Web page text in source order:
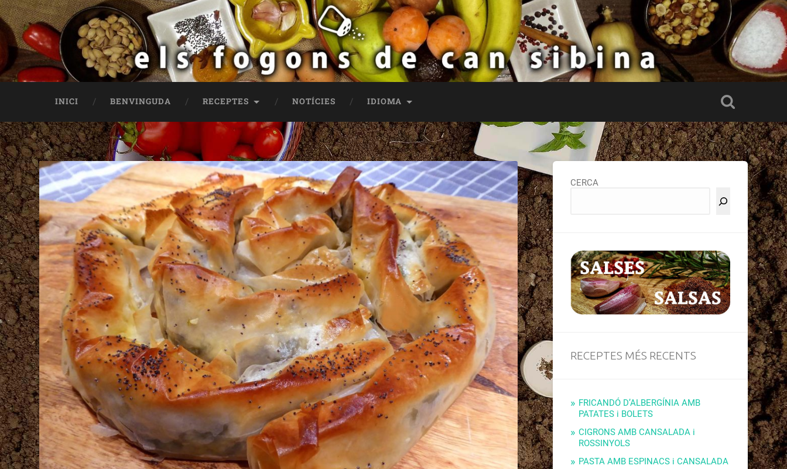
INICI BENVINGUDA RECEPTES NOTÍCIES IDIOMA
CERCA
RECEPTES MÉS RECENTS
FRICANDÓ D’ALBERGÍNIA AMB
PATATES i BOLETS
CIGRONS AMB CANSALADA i
ROSSINYOLS
PASTA AMB ESPINACS i CANSALADA